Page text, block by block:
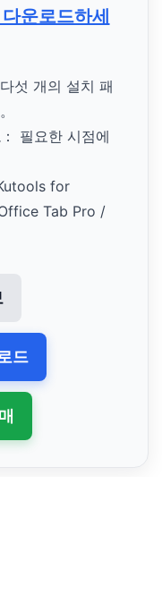
운로드하세
다섯 개의 설치 패
： 필요한 시점에
for
Tab Pro /
드